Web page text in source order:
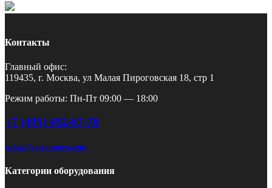
Контакты
Главный офис:
119435, г. Москва, ул Малая Пироговская 18, стр 1
Режим работы: Пн-Пт 09:00 — 18:00
+7 (495) 492-67-70
zakaz@pnevmotex.com
Категории оборудования